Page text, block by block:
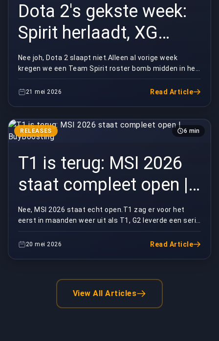
Dota 2's gekste week:
Spirit herlaadt, XG
implodeert |
BuyBoosting
Nee joh, Dota 2 slaapt niet.Alleen al vorige week
kregen we een Team Spirit roster bomb midden in het
seizoen, een Xtreme Gaming coaching meltdown die...
21 mei 2026 Read Article
RELEASES 6 min
T1 is terug: MSI 2026
staat compleet open |
BuyBoosting
Nee, MSI 2026 staat echt open.T1 zag er voor het
eerst in maanden weer uit als T1, G2 leverde een serie
af waar elke westerse LoL-fan in zijn copium a...
20 mei 2026 Read Article
View All Articles